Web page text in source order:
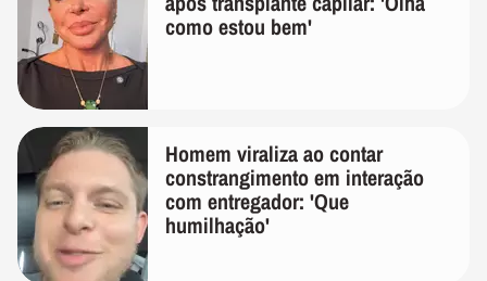
como estou bem'
Homem viraliza ao contar
constrangimento em interação
com entregador: 'Que
humilhação'